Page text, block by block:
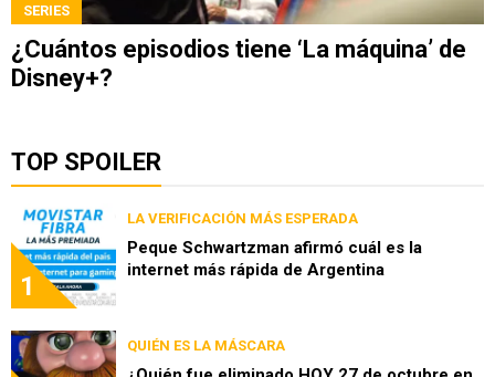
SERIES
¿Cuántos episodios tiene ‘La máquina’ de
Disney+?
TOP SPOILER
1
LA VERIFICACIÓN MÁS ESPERADA
Peque Schwartzman afirmó cuál es la
internet más rápida de Argentina
QUIÉN ES LA MÁSCARA